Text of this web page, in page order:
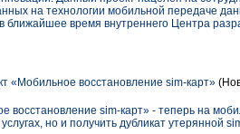
на технологии мобильной передаче
время внутреннего Центра
«Мобильное восстановление sim-карт»
восстановление sim-карт» - теперь на
но и получить дубликат утерянной